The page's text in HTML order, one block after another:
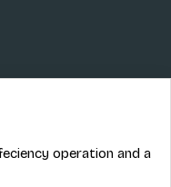
Legal info
operation and a